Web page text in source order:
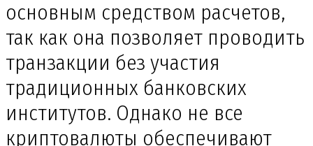
основным средством расчетов,
так как она позволяет проводить
транзакции без участия
традиционных банковских
институтов. Однако не все
криптовалюты обеспечивают